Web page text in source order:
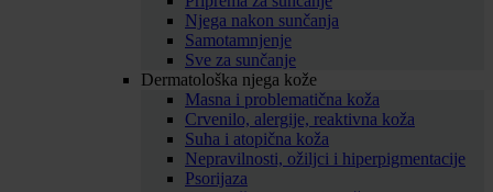
Njega nakon sunčanja
Samotamnjenje
Sve za sunčanje
Dermatološka njega kože
Masna i problematična koža
Crvenilo, alergije, reaktivna koža
Suha i atopična koža
Nepravilnosti, ožiljci i hiperpigmentacije
Psorijaza